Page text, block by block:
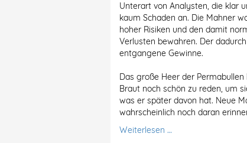
Unterart von Analysten, die klar
kaum Schaden an. Die Mahner
hoher Risiken und den damit
Verlusten bewahren. Der
entgangene Gewinne.
Das große Heer der
Braut noch schön zu reden, um
was er später davon hat. Neue
wahrscheinlich noch daran
Weiterlesen …